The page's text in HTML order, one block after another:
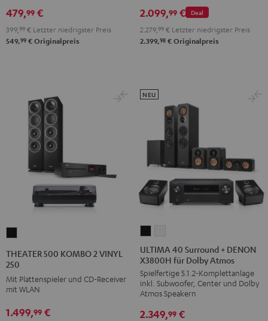
"5.1-
Schwarz
479,99 €
399, 99 € Letzter niedrigster Preis
549,99 € Originalpreis
Schwarz
Deal
2.099,99 €
2.279, 99 € Letzter niedrigster Preis
2.399,98 € Originalpreis
KOMBO
2
VINYL
THEATER 500 KOMBO 2 VINYL
250
Mit Plattenspieler und CD-Receiver
mit WLAN
1.499,99 €
40
Surround
+
DENON
für
40
Surround
+
DENON
für
ULTIMA 40 Surround + DENON
X3800H für Dolby Atmos
Spielfertige 5.1.2-Komplettanlage
inkl. Subwoofer, Center und Dolby
Atmos Speakern
NEU
2.349,99 €